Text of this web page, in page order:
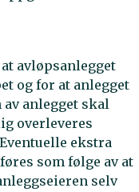
avløpsanlegget
og for at anlegget
anlegget skal
overleveres
ekstra
som følge av at
selv